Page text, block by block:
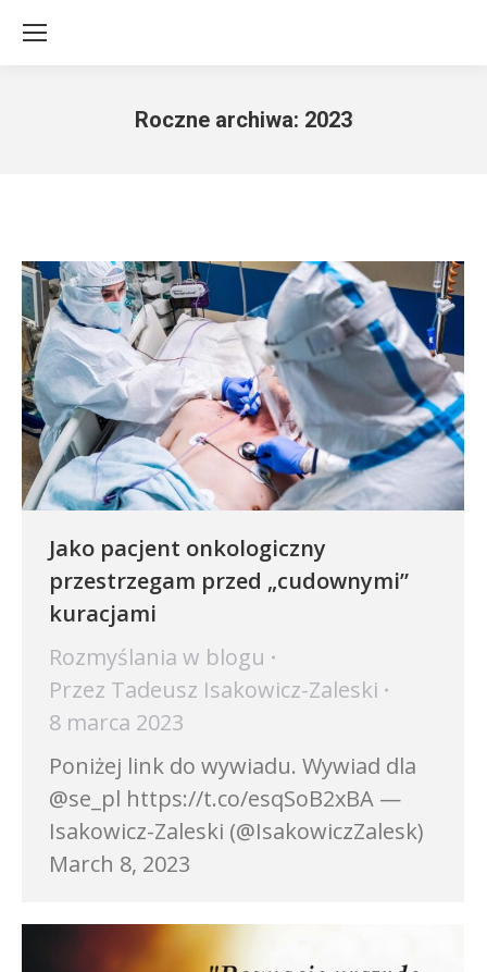
Roczne archiwa: 2023
Jako pacjent onkologiczny
przestrzegam przed „cudownymi”
kuracjami
Rozmyślania w blogu
Przez Tadeusz Isakowicz-Zaleski
8 marca 2023
Poniżej link do wywiadu. Wywiad dla
@se_pl https://t.co/esqSoB2xBA —
Isakowicz-Zaleski (@IsakowiczZalesk)
March 8, 2023